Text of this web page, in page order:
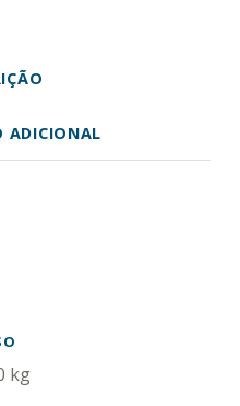
ADICIONAL
kg